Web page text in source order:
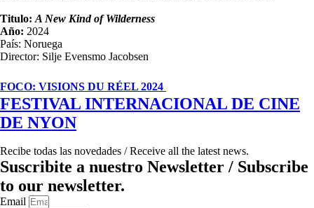
Titulo: A New Kind of Wilderness
Año: 2024
País: Noruega
Director: Silje Evensmo Jacobsen
FOCO: VISIONS DU RÉEL 2024
FESTIVAL INTERNACIONAL DE CINE
DE NYON
Recibe todas las novedades / Receive all the latest news.
Suscribite a nuestro Newsletter / Subscribe
to our newsletter.
Email